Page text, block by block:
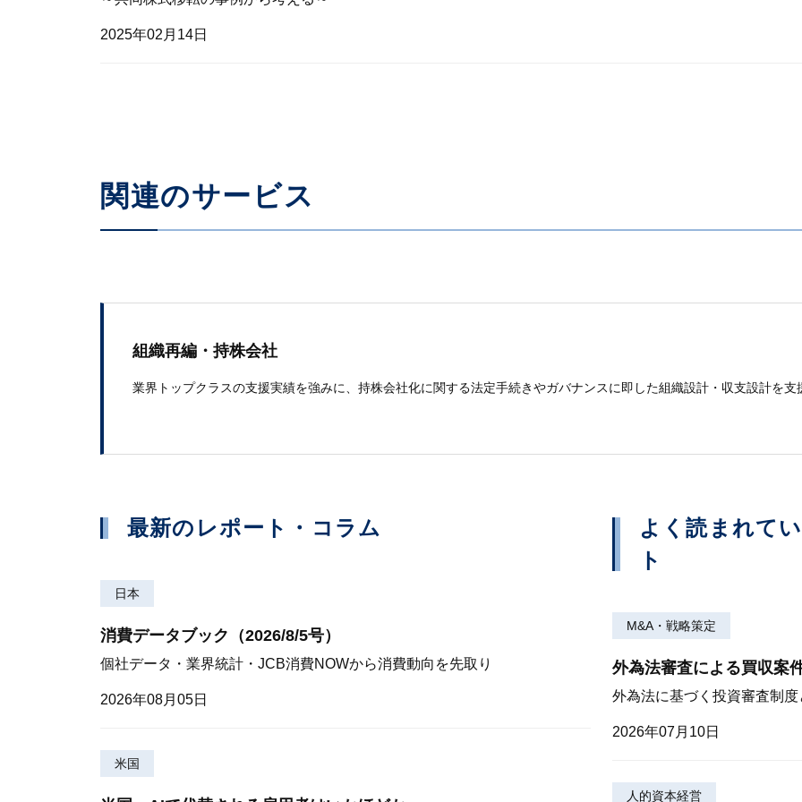
2025年02月14日
関連のサービス
組織再編・持株会社
業界トップクラスの​支援実績を​強みに、​持株会社化に​関する​法定手​続きやガバナンスに​即した​組織設計・収支設計を​支
最新のレポート・コラム
日本
消費データブック（2026/8/5号）
個社データ・業界統計・JCB消費NOWから消費動向を先取り
2026年08月05日
米国
よく読まれて
ト
M&A・戦略策定
外為法審査による買収案
外為法に基づく投資審査制度
2026年07月10日
人的資本経営